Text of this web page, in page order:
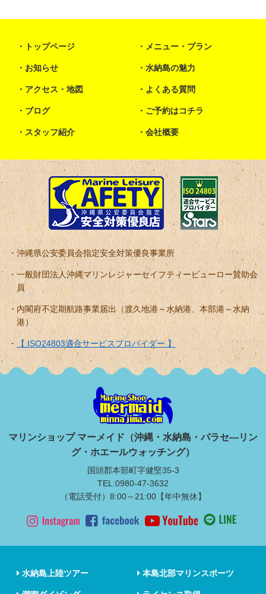
トップページ メニュー・プラン
お知らせ 水納島の魅力
アクセス・地図 よくある質問
ブログ ご予約はコチラ
スタッフ紹介 会社概要
沖縄県公安委員会指定安全対策優良事業所
一般財団法人沖縄マリンレジャーセイフティービューロー賛助会
員
内閣府不定期航路事業届出（渡久地港～水納港、本部港～水納
港）
【 ISO24803適合サービスプロバイダー 】
マリンショップ マーメイド（沖縄・水納島・パラセ―リン
グ・ホエールウォッチング）
国頭郡本部町字健堅35-3
TEL:0980-47-3632
（電話受付）8:00～21:00【年中無休】
水納島上陸ツアー 本島北部マリンスポーツ